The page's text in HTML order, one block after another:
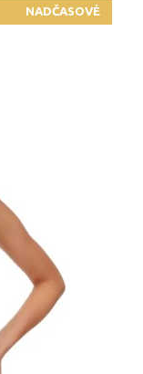
NADČASOVÉ